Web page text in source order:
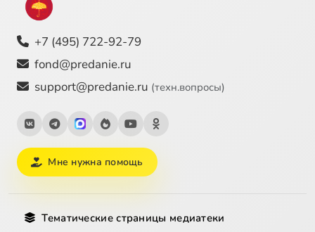
+7 (495) 722-92-79
fond@predanie.ru
support@predanie.ru (техн.вопросы)
Мне нужна помощь
Тематические страницы медиатеки